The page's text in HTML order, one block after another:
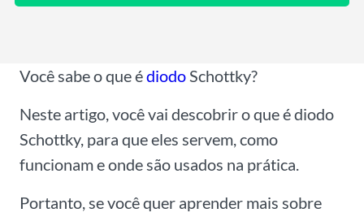
Você sabe o que édiodoSchottky?
Neste artigo, você vai descobrir o que é diodo
Schottky, para que eles servem, como
funcionam e onde são usados na prática.
Portanto, se você quer aprender mais sobre